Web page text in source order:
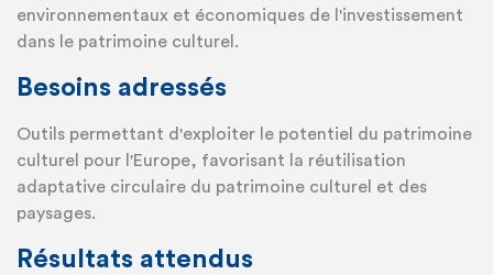
environnementaux et économiques de l'investissement
dans le patrimoine culturel.
Besoins adressés
Outils permettant d'exploiter le potentiel du patrimoine
culturel pour l'Europe, favorisant la réutilisation
adaptative circulaire du patrimoine culturel et des
paysages.
Résultats attendus